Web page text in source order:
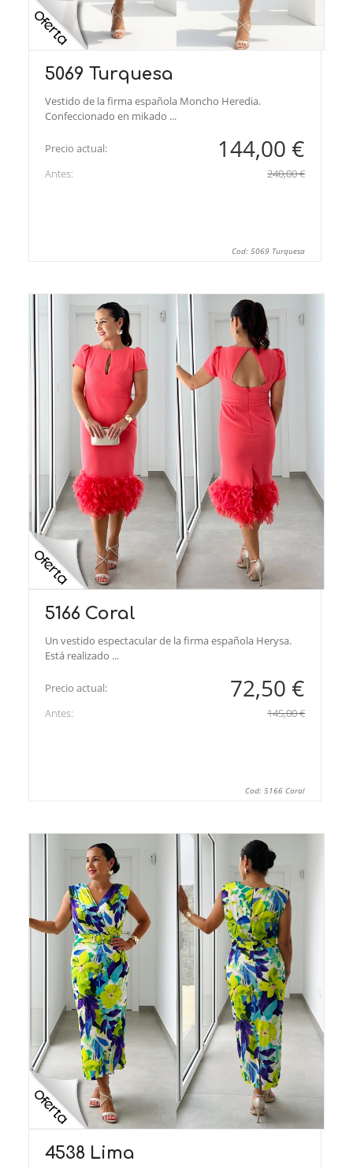
5069 Turquesa
Vestido de la firma española Moncho Heredia.
Confeccionado en mikado ...
Precio actual: 144,00 €
Antes: 240,00 €
Cod: 5069 Turquesa
5166 Coral
Un vestido espectacular de la firma española Herysa.
Está realizado ...
Precio actual: 72,50 €
Antes: 145,00 €
Cod: 5166 Coral
4538 Lima